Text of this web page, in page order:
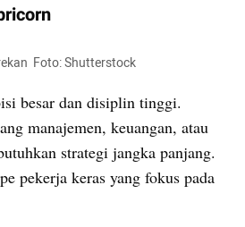
Foto: Shutterstock
besar dan disiplin tinggi.
manajemen, keuangan, atau
strategi jangka panjang.
pekerja keras yang fokus pada